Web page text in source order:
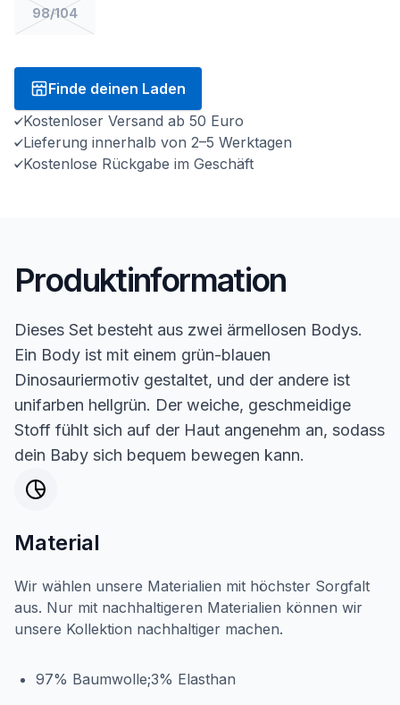
98/104
Finde deinen Laden
Kostenloser Versand ab 50 Euro
Lieferung innerhalb von 2–5 Werktagen
Kostenlose Rückgabe im Geschäft
Produktinformation
Dieses Set besteht aus zwei ärmellosen Bodys.
Ein Body ist mit einem grün-blauen
Dinosauriermotiv gestaltet, und der andere ist
unifarben hellgrün. Der weiche, geschmeidige
Stoff fühlt sich auf der Haut angenehm an, sodass
dein Baby sich bequem bewegen kann.
Material
Wir wählen unsere Materialien mit höchster Sorgfalt
aus. Nur mit nachhaltigeren Materialien können wir
unsere Kollektion nachhaltiger machen.
97% Baumwolle;3% Elasthan